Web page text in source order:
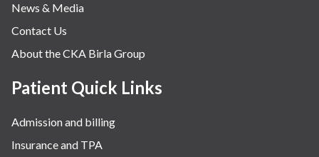
News & Media
Contact Us
About the CKA Birla Group
Patient Quick Links
Admission and billing
Insurance and TPA